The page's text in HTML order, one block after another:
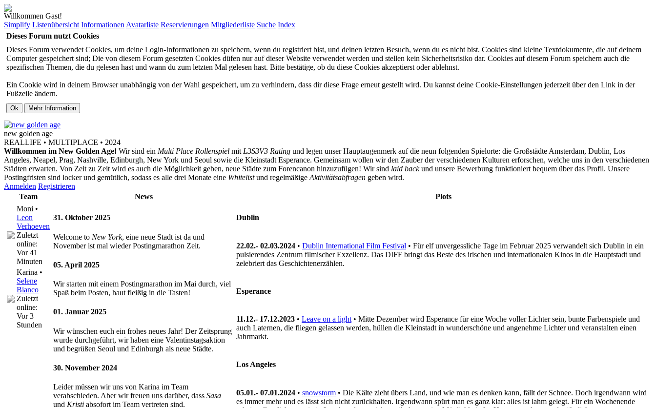
Willkommen Gast!
Simplify Listenübersicht Informationen Avatarliste Reservierungen Mitgliederliste Suche Index
Dieses Forum nutzt Cookies
Dieses Forum verwendet Cookies, um deine Login-Informationen zu speichern, wenn du registriert bist, und deinen letzten Besuch, wenn du es nicht bist. Cookies sind kleine Textdokumente, die auf deinem
Computer gespeichert sind; Die von diesem Forum gesetzten Cookies düfen nur auf dieser Website verwendet werden und stellen kein Sicherheitsrisiko dar. Cookies auf diesem Forum speichern auch die
spezifischen Themen, die du gelesen hast und wann du zum letzten Mal gelesen hast. Bitte bestätige, ob du diese Cookies akzeptierst oder ablehnst.
Ein Cookie wird in deinem Browser unabhängig von der Wahl gespeichert, um zu verhindern, dass dir diese Frage erneut gestellt wird. Du kannst deine Cookie-Einstellungen jederzeit über den Link in der
Fußzeile ändern.
new golden age
REALLIFE • MULTIPLACE • 2024
Willkommen im New Golden Age! Wir sind ein Multi Place Rollenspiel mit L3S3V3 Rating und legen unser Hauptaugenmerk auf die neun folgenden Spielorte: die Großstädte Amsterdam, Dublin, Los
Angeles, Neapel, Prag, Nashville, Edinburgh, New York und Seoul sowie die Kleinstadt Esperance. Gemeinsam wollen wir den Zauber der verschiedenen Kulturen erforschen, welche uns in den verschiedenen
Städten erwarten. Von Zeit zu Zeit wird es auch die Möglichkeit geben, neue Städte zum Forencanon hinzuzufügen! Wir sind laid backund unsere Bewerbung funktioniert bequem über das Profil. Unsere
Postingfristen sind locker und gemütlich, sodass es alle drei Monate eine Whitelistund regelmäßige Aktivitätsabfragen geben wird.
Anmelden Registrieren
Team
News
Plots
Moni •
Leon
Verhoeven
Zuletzt
online:
Vor 41
Minuten
Karina •
Selene
Bianco
Zuletzt
online:
Vor 3
Stunden
31. Oktober 2025
Welcome to New York, eine neue Stadt ist da und
November ist mal wieder Postingmarathon Zeit.
05. April 2025
Wir starten mit einem Postingmarathon im Mai durch, viel
Spaß beim Posten, haut fleißig in die Tasten!
01. Januar 2025
Wir wünschen euch ein frohes neues Jahr! Der Zeitsprung
wurde durchgeführt, wir haben eine Valentinstagsaktion
und begrüßen Seoul und Edinburgh als neue Städte.
30. November 2024
Leider müssen wir uns von Karina im Team
verabschieden. Aber wir freuen uns darüber, dass Sasa
und Kristi absofort im Team vertreten sind.
Dublin
22.02.- 02.03.2024 • Dublin International Film Festival • Für elf unvergessliche Tage im Februar 2025 verwandelt sich Dublin in ein
pulsierendes Zentrum filmischer Exzellenz. Das DIFF bringt das Beste des irischen und internationalen Kinos in die Hauptstadt und
zelebriert das Geschichtenerzählen.
Esperance
11.12.- 17.12.2023 • Leave on a light • Mitte Dezember wird Esperance für eine Woche voller Lichter sein, bunte Farbenspiele und
auch Laternen, die fliegen gelassen werden, hüllen die Kleinstadt in wunderschöne und angenehme Lichter und veranstalten einen
Jahrmarkt.
Los Angeles
05.01.- 07.01.2024 • snowstorm • Die Kälte zieht übers Land, und wie man es denken kann, fällt der Schnee. Doch irgendwann wird
es immer mehr und es lässt sich nicht zurückhalten. Irgendwann spürt man es ganz klar: alles ist lahm gelegt. Für ein Wochenende